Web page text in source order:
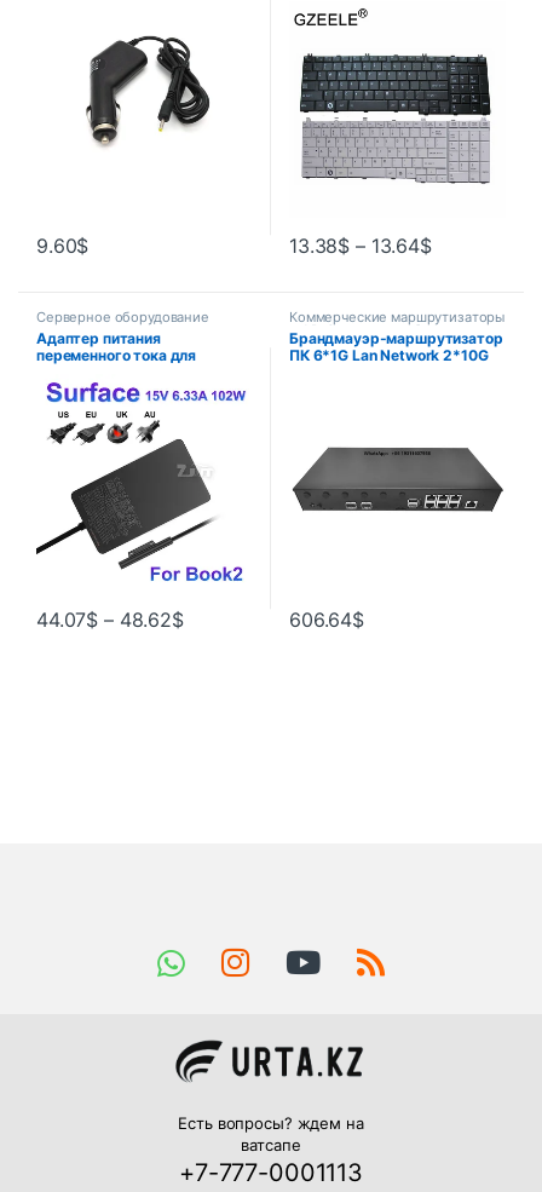
блок питания, 12 В, 2 А, 2,5
мм/2,5*0,7 мм
9.60$
C660 C660D C655 L655
L655D C650 C650D L650
C670 L750 L750D
13.38$ – 13.64$
Серверное оборудование
Адаптер питания
переменного тока для
для Microsoft Surface Book2
1798, совместимость Book1,
зарядное устройство для
ноутбука 3 Pro7, 5 В, 1,5 А
44.07$ – 48.62$
Коммерческие маршрутизаторы
и AP Серверное оборудование
Брандмауэр-маршрутизатор
ПК 6*1G Lan Network 2*10G
606.64$
Есть вопросы? ждем на
ватсапе
+7-777-0001113